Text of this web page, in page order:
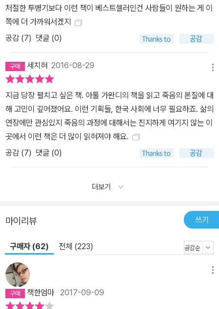
처절한 투병기보다 이런 책이 베스트셀러인건 사람들이 원하는 게 이
쪽에 더 가까워서겠지
공감 (7) 댓글 (0)
세치혀 2016-08-29
지금 당장 펼치고 싶은 책. 아툴 가완디의 책을 읽고 죽음의 본질에 대
해 고민이 깊어졌어요. 이런 기획들, 한국 사회에 너무 필요하죠. 삶의
연장에만 관심있지 죽음의 과정에 대해서는 진지하게 여기지 않는 이
곳에서 이런 책은 더 많이 읽혀져야 해요.
공감 (7) 댓글 (0)
더보기
마이리뷰 쓰기
구매자 (62) 전체 (223)
책한엄마 2017-09-09